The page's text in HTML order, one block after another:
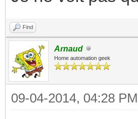
Find
Arnaud
Home automation geek
09-04-2014, 04:28 PM